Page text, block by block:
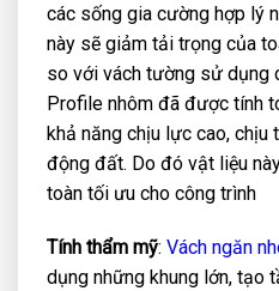
các sống gia cường hợp lý
này sẽ giảm tải trọng của
so với vách tường sử dụng
Profile nhôm đã được tính
khả năng chịu lực cao, chịu
động đất. Do đó vật liệu
toàn tối ưu cho công trình
Tính thẩm mỹ: Vách ngăn
dụng những khung lớn, tạo